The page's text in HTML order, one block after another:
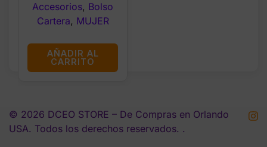
Accesorios, Bolso
Cartera, MUJER
AÑADIR AL
CARRITO
© 2026 DCEO STORE – De Compras en Orlando
USA. Todos los derechos reservados. .